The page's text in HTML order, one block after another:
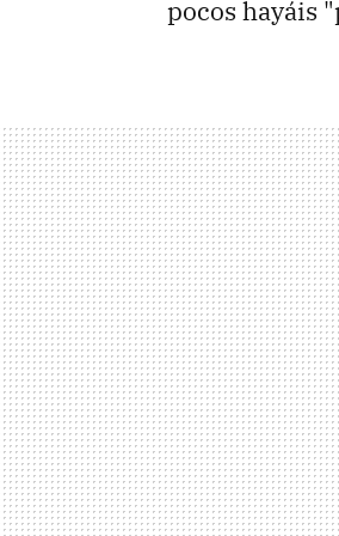
pocos hayáis